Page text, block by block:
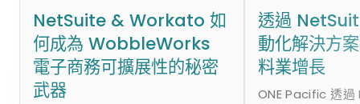
NetSuite & Workato 如
何成為 WobbleWorks
電子商務可擴展性的秘密
武器
透過
動化解決方
料業增長
ONE Pacific 透